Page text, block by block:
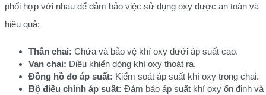
phối hợp với nhau để đảm bảo việc sử dụng oxy được an toàn và
hiệu quả:
Thân chai: Chứa và bảo vệ khí oxy dưới áp suất cao.
Van chai: Điều khiển dòng khí oxy thoát ra.
Đồng hồ đo áp suất: Kiểm soát áp suất khí oxy trong chai.
Bộ điều chỉnh áp suất: Đảm bảo áp suất khí oxy ổn định